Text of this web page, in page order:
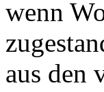
wenn
aus den